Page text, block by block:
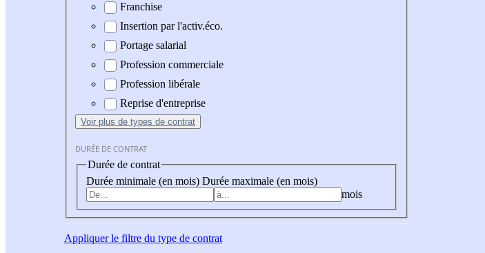
Franchise
Insertion par l'activ.éco.
Portage salarial
Profession commerciale
Profession libérale
Reprise d'entreprise
Voir plus de types de contrat
DURÉE DE CONTRAT
Durée de contrat
Durée minimale (en mois) Durée maximale (en mois)
mois
Appliquerle filtre du type de contrat